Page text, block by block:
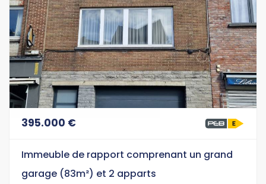
395.000 €
Immeuble de rapport comprenant un grand
garage (83m²) et 2 apparts